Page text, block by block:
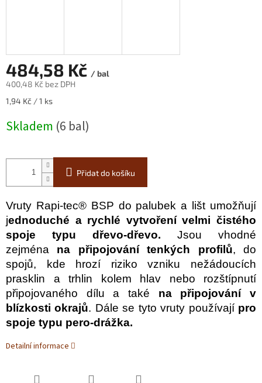
484,58 Kč / bal
400,48 Kč bez DPH
Měrná
1,94 Kč / 1 ks
Skladem (6 bal)
Přidat do košíku
Vruty Rapi-tec® BSP do palubek a lišt umožňují
jednoduché a rychlé vytvoření velmi čistého
spoje typu dřevo-dřevo. Jsou vhodné
zejména na připojování tenkých profilů, do
spojů, kde hrozí riziko vzniku nežádoucích
prasklin a trhlin kolem hlav nebo rozštípnutí
připojovaného dílu a také na připojování v
blízkosti okrajů. Dále se tyto vruty používají pro
spoje typu pero-drážka.
Detailní informace